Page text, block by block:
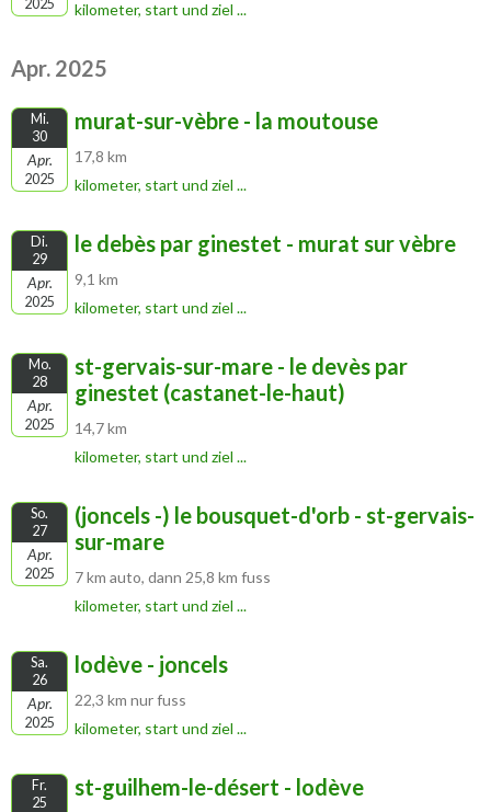
2025 kilometer, start und ziel ...
Apr. 2025
Mi.
30
Apr.
2025
murat-sur-vèbre - la moutouse
17,8 km
kilometer, start und ziel ...
Di.
29
Apr.
2025
le debès par ginestet - murat sur vèbre
9,1 km
kilometer, start und ziel ...
Mo.
28
Apr.
2025
st-gervais-sur-mare - le devès par
ginestet (castanet-le-haut)
14,7 km
kilometer, start und ziel ...
So.
27
Apr.
2025
(joncels -) le bousquet-d'orb - st-gervais-
sur-mare
7 km auto, dann 25,8 km fuss
kilometer, start und ziel ...
Sa.
26
Apr.
2025
lodève - joncels
22,3 km nur fuss
kilometer, start und ziel ...
Fr.
25
st-guilhem-le-désert - lodève